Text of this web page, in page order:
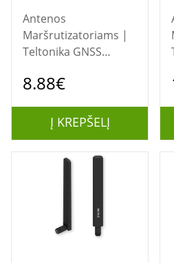
Antenos
Maršrutizatoriams |
Teltonika GNSS
Antenna | PR1KSG30
dB | 1575-1602 GHz |
Antenna connector
type SMA Male
8.88€
Į KREPŠELĮ